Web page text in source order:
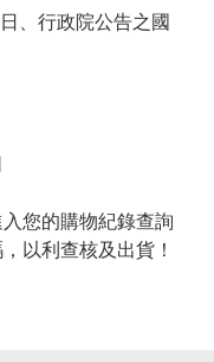
、行政院公告之國
您的購物紀錄查詢
以利查核及出貨！